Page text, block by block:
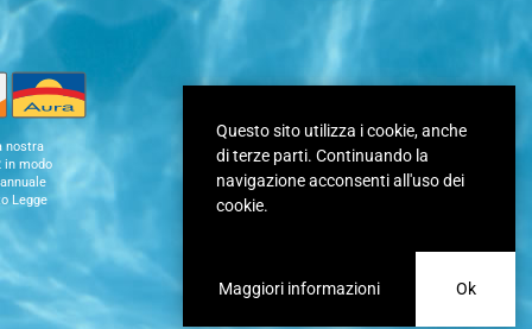
nostra
in modo
Legge
Questo sito utilizza i cookie, anche
di terze parti. Continuando la
navigazione acconsenti all'uso dei
cookie.
Ok
Maggiori informazioni